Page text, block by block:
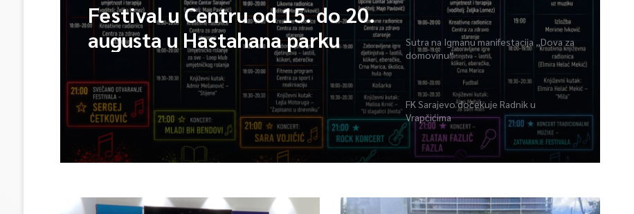
Festival u Centru od 15. do 20.
augusta u Hastahana parku
Sutra na Igmanu manifestacija „Dova za
domovinu“
FK Sarajevo dočekuje Radnik u
Vrapčićima